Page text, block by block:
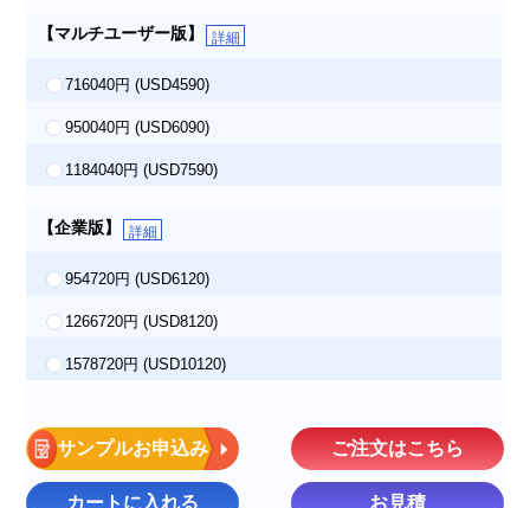
【マルチユーザー版】 詳細
716040円(USD4590)
950040円(USD6090)
1184040円(USD7590)
【企業版】 詳細
954720円(USD6120)
1266720円(USD8120)
1578720円(USD10120)
サンプルお申込み ご注文はこちら
カートに入れる お見積